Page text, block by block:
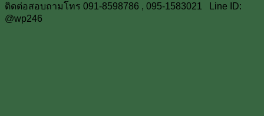
ติดต่อสอบถามโทร 091-8598786 , 095-1583021 Line ID:
@wp246